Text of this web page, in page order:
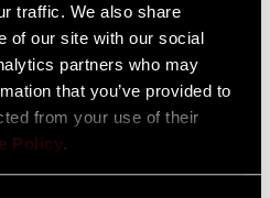
traffic. We also share
of our site with our social
partners who may
that you’ve provided to
from your use of their
Policy.
Installation